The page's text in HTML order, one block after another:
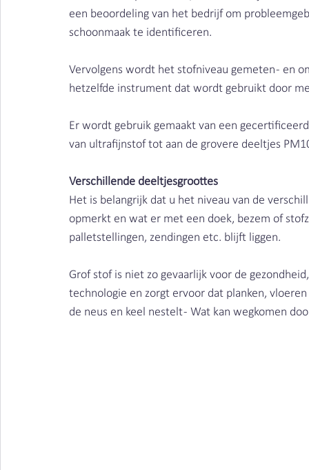
een beoordeling van het bedrijf om
schoonmaak te identificeren.
Vervolgens wordt het stofniveau gemeten - en
hetzelfde instrument dat wordt gebruikt door
Er wordt gebruik gemaakt van een
van ultrafijnstof tot aan de grovere deeltjes
Verschillende deeltjesgroottes
Het is belangrijk dat u het niveau van de
opmerkt en wat er met een doek, bezem of
palletstellingen, zendingen etc. blijft liggen.
Grof stof is niet zo gevaarlijk voor de
technologie en zorgt ervoor dat planken,
de neus en keel nestelt - Wat kan wegkomen